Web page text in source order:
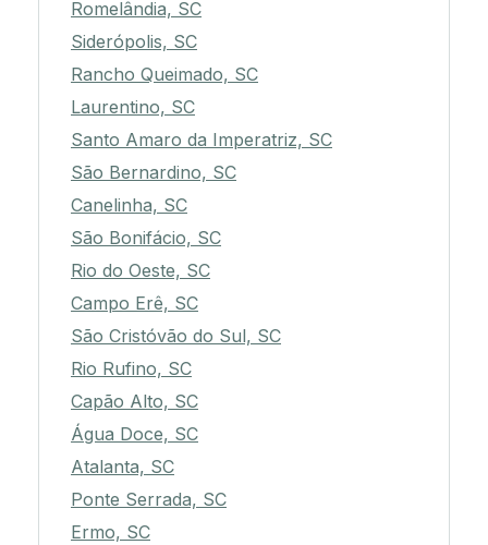
Romelândia, SC
Siderópolis, SC
Rancho Queimado, SC
Laurentino, SC
Santo Amaro da Imperatriz, SC
São Bernardino, SC
Canelinha, SC
São Bonifácio, SC
Rio do Oeste, SC
Campo Erê, SC
São Cristóvão do Sul, SC
Rio Rufino, SC
Capão Alto, SC
Água Doce, SC
Atalanta, SC
Ponte Serrada, SC
Ermo, SC